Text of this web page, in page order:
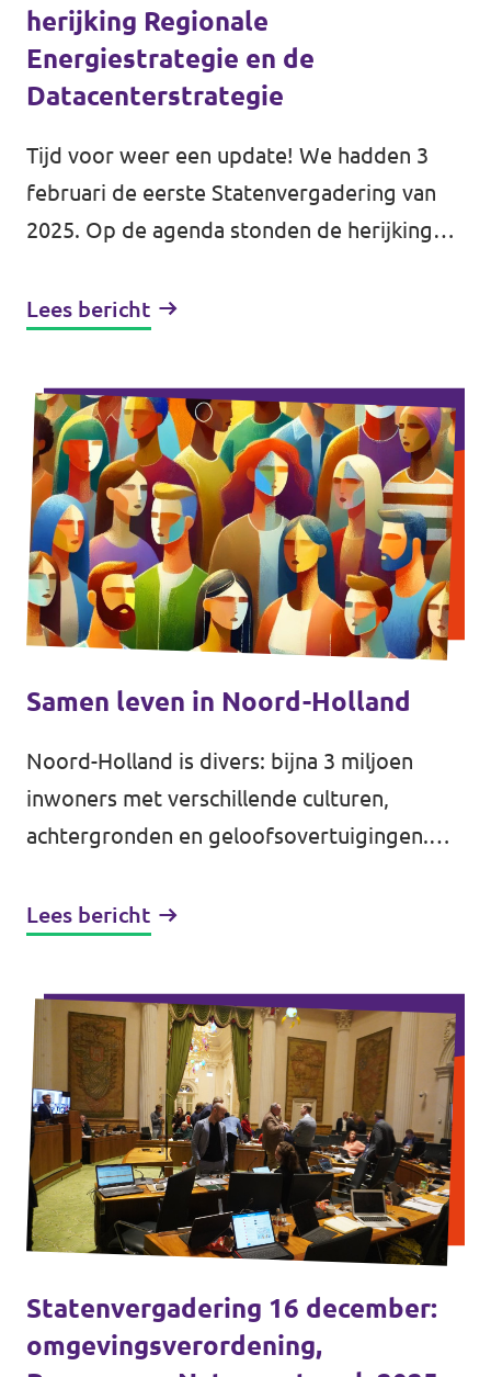
herijking Regionale
Energiestrategie en de
Datacenterstrategie
Tijd voor weer een update! We hadden 3
februari de eerste Statenvergadering van
2025. Op de agenda stonden de herijking
de Datacenterstrategie. Daarnaast...
Lees bericht
Samen leven in Noord-Holland
Noord-Holland is divers: bijna 3 miljoen
inwoners met verschillende culturen,
achtergronden en geloofsovertuigingen.
Cultureel Planbureau (SCP, 2024) legt in
Lees bericht
Statenvergadering 16 december:
omgevingsverordening,